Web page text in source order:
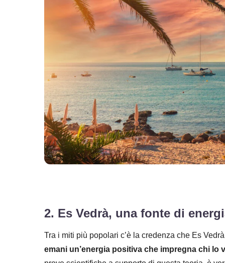
2. Es Vedrà, una fonte di
Tra i miti più popolari c’è la credenza che Es
emani un’energia positiva che impregna chi lo